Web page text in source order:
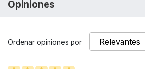
Opiniones
Ordenar opiniones por